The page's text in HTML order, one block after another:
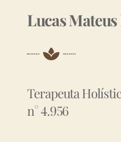
Lucas
Terapeuta
n° 4.956